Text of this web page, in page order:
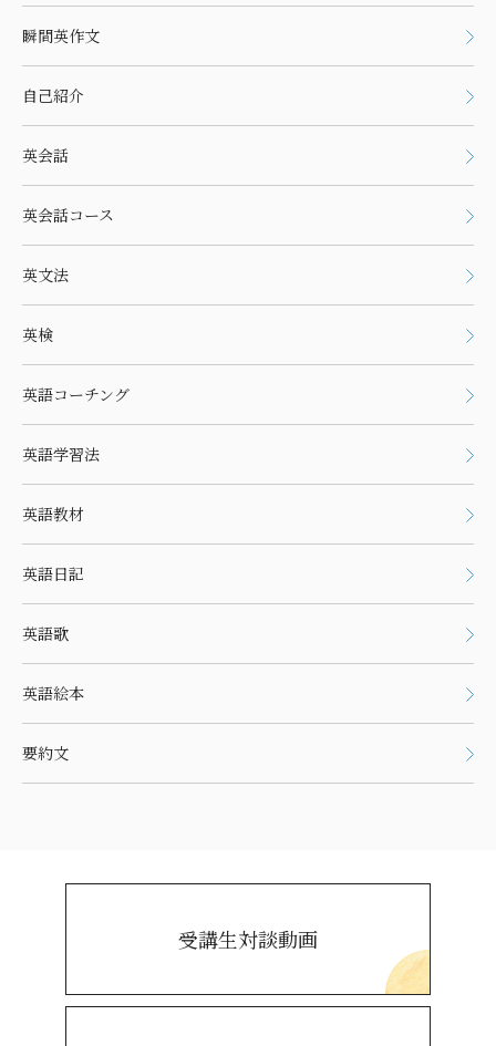
瞬間英作文
自己紹介
英会話
英会話コース
英文法
英検
英語コーチング
英語学習法
英語教材
英語日記
英語歌
英語絵本
要約文
受講生対談動画